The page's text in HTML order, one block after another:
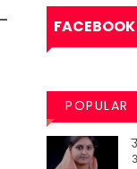
FACEBOOK
POPULAR